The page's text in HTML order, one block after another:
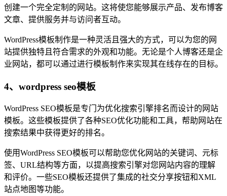
创建一个完全定制的网站。这将使您能够展示产品、发布博客
文章、提供服务并与访问者互动。
WordPress模板制作是一种灵活且强大的方式，可以为您的网
站提供独特且符合需求的外观和功能。无论是个人博客还是企
业网站，都可以通过进行模板制作来实现其在线存在的目标。
4、wordpress seo模板
WordPress SEO模板是专门为优化搜索引擎排名而设计的网站
模板。这些模板提供了各种SEO优化功能和工具，帮助网站在
搜索结果中获得更好的排名。
使用WordPress SEO模板可以帮助您优化网站的关键词、元标
签、URL结构等方面，以提高搜索引擎对您网站内容的理解
和评价。一些SEO模板还提供了集成的社交分享按钮和XML
站点地图等功能。